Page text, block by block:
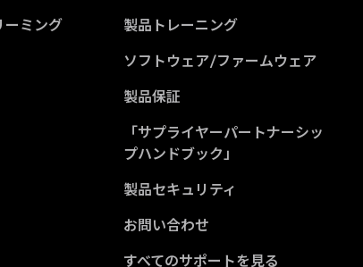
ーミング
製品トレーニング
ソフトウェア/ファームウェア
製品保証
「サプライヤーパートナーシッ
プハンドブック」
製品セキュリティ
お問い合わせ
すべてのサポートを見る